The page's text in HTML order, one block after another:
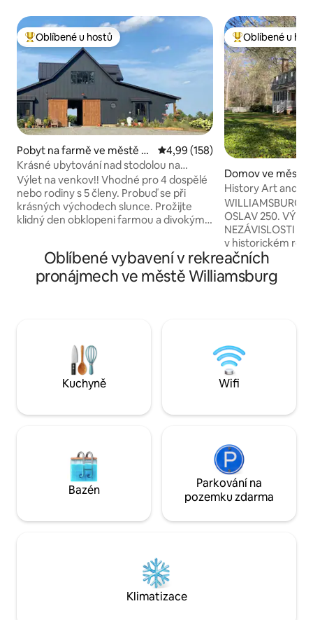
Nejlepší v kategorii Oblíbené u hostů
Oblíbené u hostů
Pobyt na farmě ve městě C
harles City
Průměrné hodnocení 4,99 z 5,
4,99 (158)
Krásné ubytování nad stodolou na
fungující farmě!
Výlet na venkov!! Vhodné pro 4 dospělé
nebo rodiny s 5 členy. Probuď se při
krásných východech slunce. Prožijte
klidný den obklopeni farmou a divokými
miliony hvězd. Nad naší stodolou je
obytný prostor se dvěma ložnicemi,
jednou koupelnou a obývacím
Country, Virginia Capitol Trail a 5 217
akrového útočiště pro volně žijící
živočichy.
Nejlepší v
Oblíbené u
Domov ve městě
History Art and
Ancient Forest
WILLIAMSBURG
OSLAV 250.
NEZÁVISLOSTI
v historickém
z války za
je krásný
44 hektarů
venkovském
jižní straně řeky
snadno a
z Williamsburgu
Oblíbené vybavení v rekreačních
pronájmech ve městě Williamsburg
Kuchyně Wifi
Bazén
Parkování na
pozemku zdarma
Klimatizace